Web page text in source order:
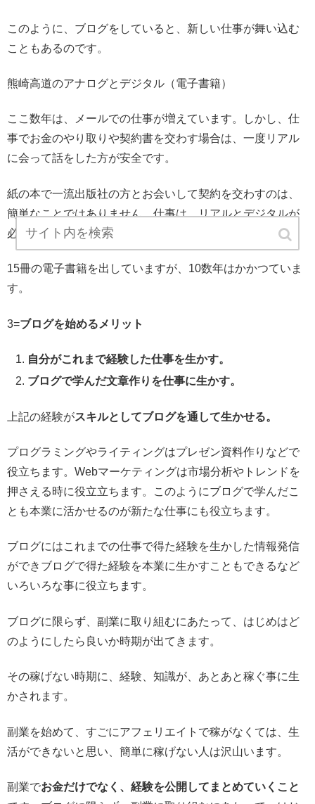
このように、ブログをしていると、新しい仕事が舞い込む
こともあるのです。
熊崎高道のアナログとデジタル（電子書籍）
ここ数年は、メールでの仕事が増えています。しかし、仕
事でお金のやり取りや契約書を交わす場合は、一度リアル
に会って話をした方が安全です。
紙の本で一流出版社の方とお会いして契約を交わすのは、
簡単なことではありません。仕事は、リアルとデジタルが
必要です。
15冊の電子書籍を出していますが、10数年はかかつていま
す。
3=ブログを始めるメリット
自分がこれまで経験した仕事を生かす。
ブログで学んだ文章作りを仕事に生かす。
上記の経験がスキルとしてブログを通して生かせる。
プログラミングやライティングはプレゼン資料作りなどで
役立ちます。Webマーケティングは市場分析やトレンドを
押さえる時に役立立ちます。このようにブログで学んだこ
とも本業に活かせるのが新たな仕事にも役立ちます。
ブログにはこれまでの仕事で得た経験を生かした情報発信
ができブログで得た経験を本業に生かすこともできるなど
いろいろな事に役立ちます。
ブログに限らず、副業に取り組むにあたって、はじめはど
のようにしたら良いか時期が出てきます。
その稼げない時期に、経験、知識が、あとあと稼ぐ事に生
かされます。
副業を始めて、すごにアフェリエイトで稼がなくては、生
活ができないと思い、簡単に稼げない人は沢山います。
副業でお金だけでなく、経験を公開してまとめていくこと